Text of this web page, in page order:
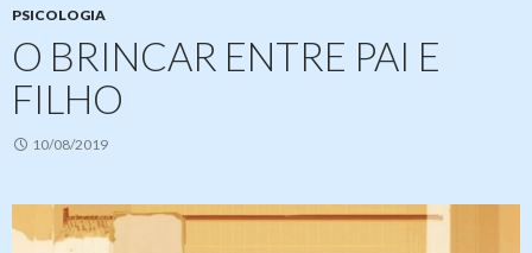
PSICOLOGIA
O BRINCAR ENTRE PAI E
FILHO
10/08/2019